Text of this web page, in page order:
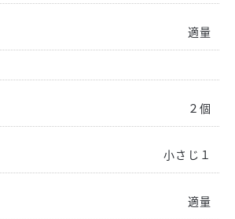
適量
２個
小さじ１
適量